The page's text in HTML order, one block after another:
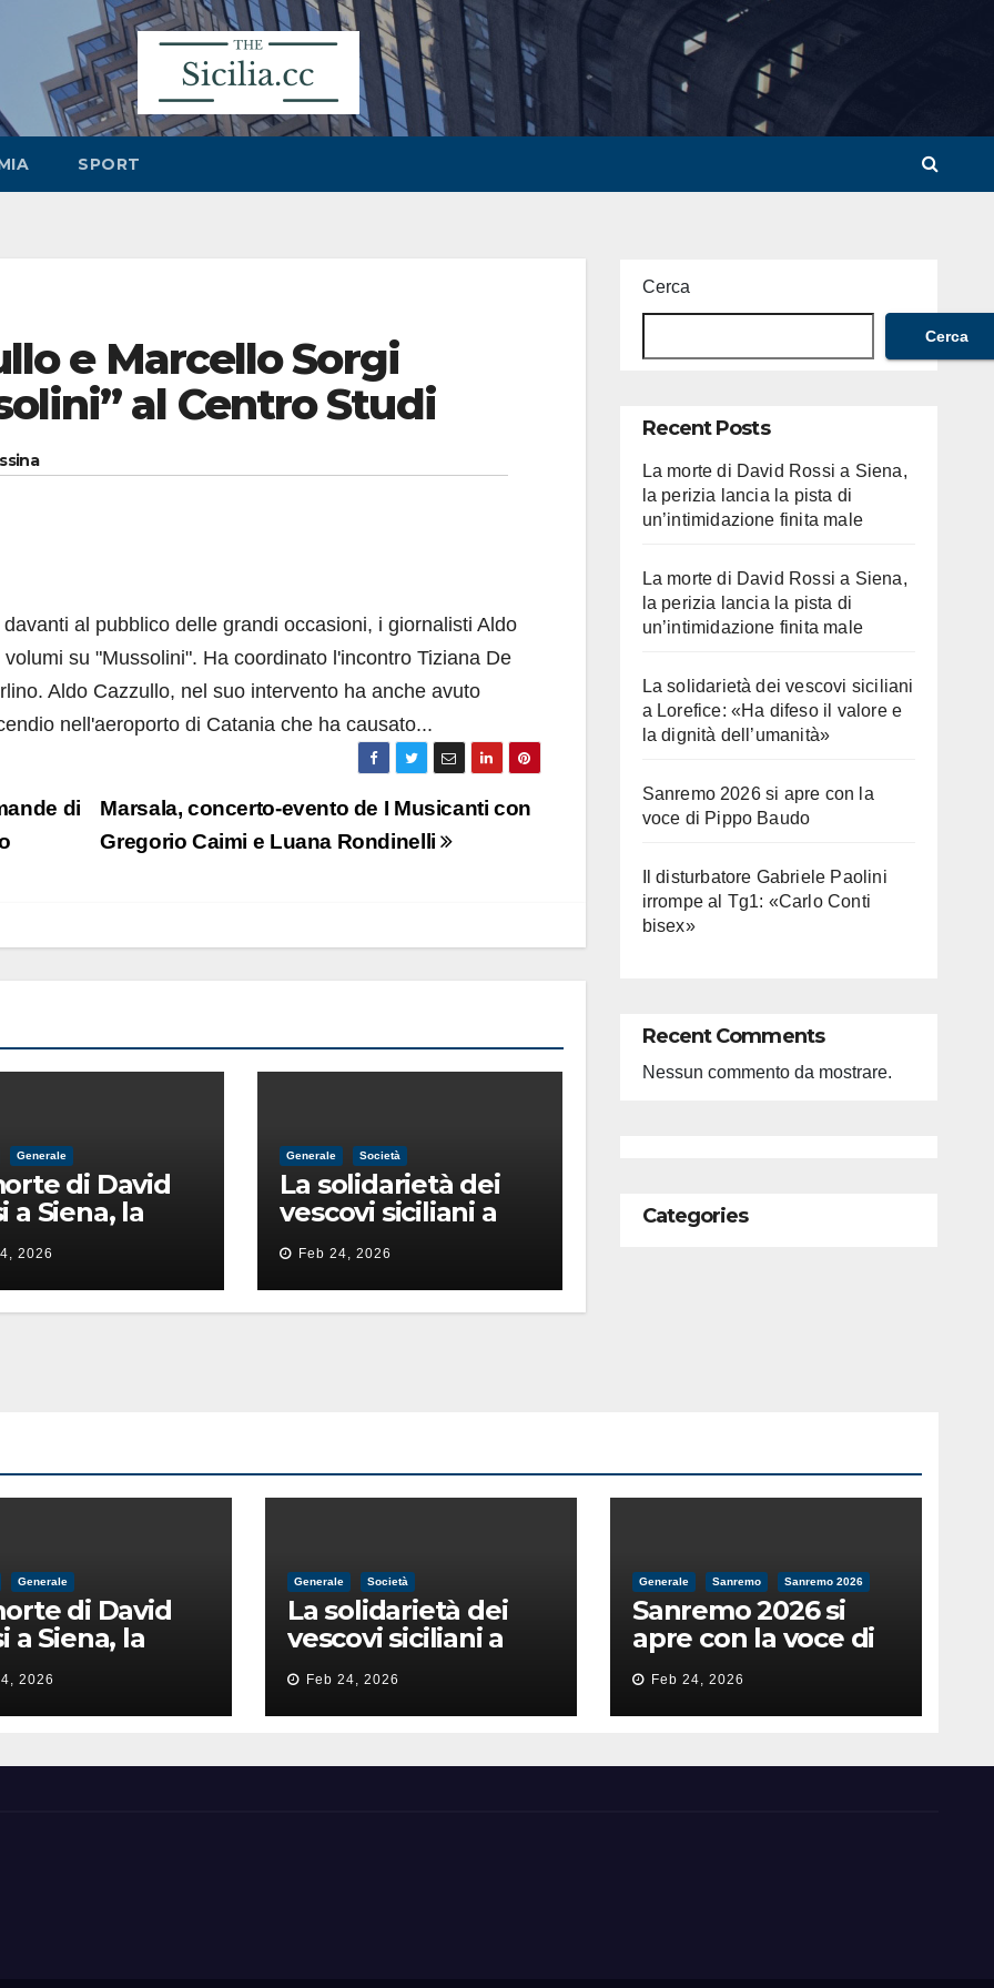
SPORT
e Marcello Sorgi
al Centro Studi
al pubblico delle grandi occasioni, i giornalisti Aldo
su "Mussolini". Ha coordinato l'incontro Tiziana De
Aldo Cazzullo, nel suo intervento ha anche avuto
nell'aeroporto di Catania che ha causato...
Marsala, concerto-evento de I Musicanti con
Gregorio Caimi e Luana Rondinelli
di
Generale
di David
a Siena, la
lancia la
di
male
2026
Generale Società
La solidarietà dei
vescovi siciliani a
Lorefice: «Ha difeso
il valore e la dignità
dell’umanità»
Feb 24, 2026
Cerca
Cerca
Recent Posts
La morte di David Rossi a Siena,
la perizia lancia la pista di
un’intimidazione finita male
La morte di David Rossi a Siena,
la perizia lancia la pista di
un’intimidazione finita male
La solidarietà dei vescovi siciliani
a Lorefice: «Ha difeso il valore e
la dignità dell’umanità»
Sanremo 2026 si apre con la
voce di Pippo Baudo
Il disturbatore Gabriele Paolini
irrompe al Tg1: «Carlo Conti
bisex»
Recent Comments
Nessun commento da mostrare.
Categories
Generale
di David
a Siena, la
lancia la
di
2026
Generale Società
La solidarietà dei
vescovi siciliani a
Lorefice: «Ha difeso
il valore e la dignità
dell’umanità»
Feb 24, 2026
Generale Sanremo Sanremo 2026
Sanremo 2026 si
apre con la voce di
Pippo Baudo
Feb 24, 2026